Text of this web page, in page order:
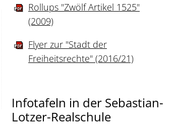
Rollups "Zwölf Artikel 1525"
(2009)
Flyer zur "Stadt der
Freiheitsrechte" (2016/21)
Infotafeln in der Sebastian-
Lotzer-Realschule